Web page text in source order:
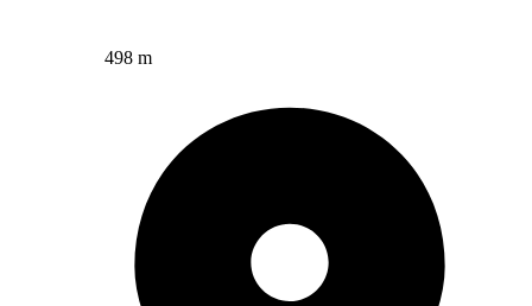
498 m